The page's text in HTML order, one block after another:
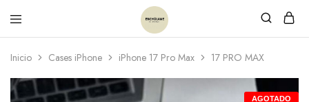
Inicio Cases iPhone iPhone 17 Pro Max 17 PRO MAX
AGOTADO